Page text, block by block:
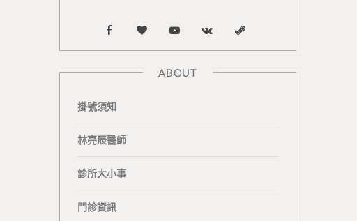
F
a
e
b
k
B
l
Y
o
u
V
K
S
t
ABOUT
掛號須知
林亮辰醫師
診所大小事
門診資訊